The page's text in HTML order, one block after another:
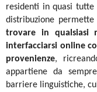
residenti in quasi
distribuzione
trovare in qualsiasi
interfacciarsi online
provenienze,
appartiene da
barriere linguistiche,